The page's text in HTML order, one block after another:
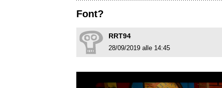
Font?
RRT94
28/09/2019 alle 14:45